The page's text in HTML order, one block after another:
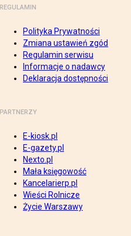
REGULAMIN
Polityka Prywatności
Zmiana ustawień zgód
Regulamin serwisu
Informacje o nadawcy
Deklaracja dostępności
PARTNERZY
E-kiosk.pl
E-gazety.pl
Nexto.pl
Mała księgowość
Kancelarierp.pl
Wieści Rolnicze
Życie Warszawy